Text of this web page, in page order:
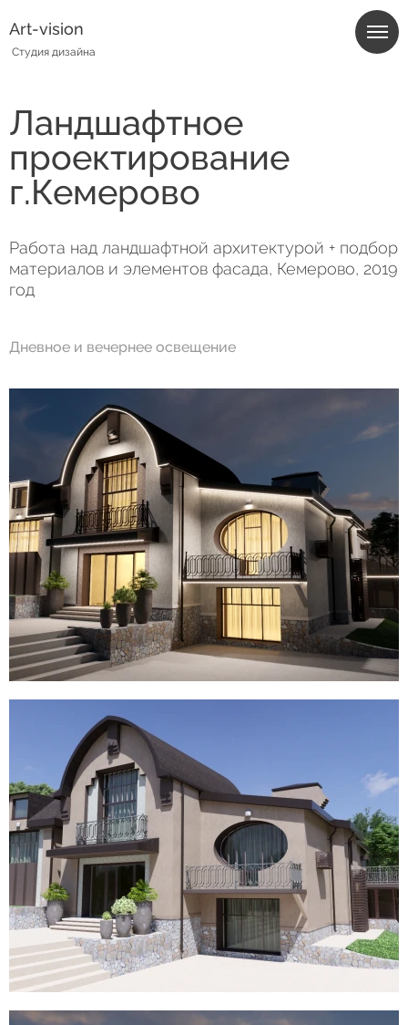
Art-vision
Студия дизайна
Ландшафтное
проектирование
г.Кемерово
Работа над ландшафтной архитектурой + подбор
материалов и элементов фасада, Кемерово, 2019
год
Дневное и вечернее освещение